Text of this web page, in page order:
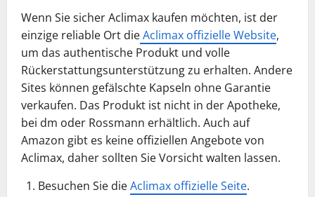
Wenn Sie sicher Aclimax kaufen möchten, ist der
einzige reliable Ort dieAclimax offizielle Website,
um das authentische Produkt und volle
Rückerstattungsunterstützung zu erhalten. Andere
Sites können gefälschte Kapseln ohne Garantie
verkaufen. Das Produkt ist nicht in der Apotheke,
bei dm oder Rossmann erhältlich. Auch auf
Amazon gibt es keine offiziellen Angebote von
Aclimax, daher sollten Sie Vorsicht walten lassen.
Besuchen Sie dieAclimax offizielle Seite.